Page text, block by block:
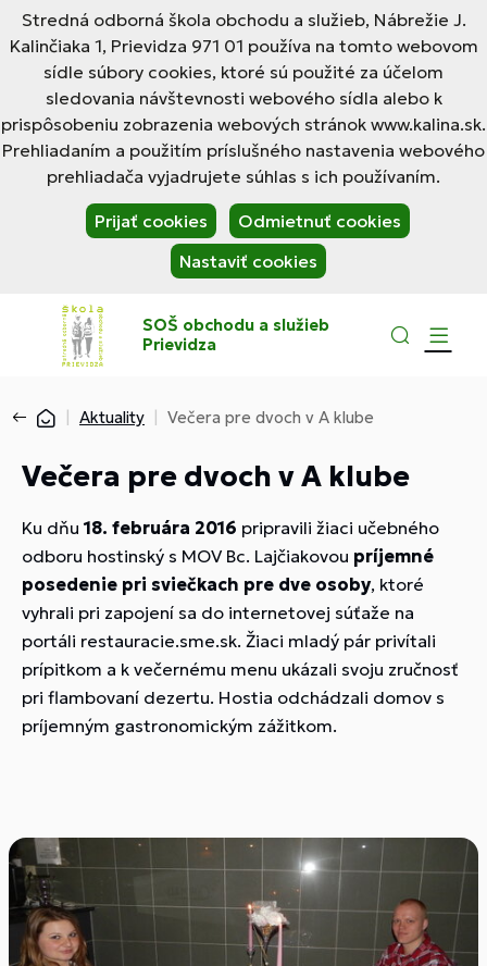
Stredná odborná škola obchodu a služieb, Nábrežie J.
Kalinčiaka 1, Prievidza 971 01 používa na tomto webovom
sídle súbory cookies, ktoré sú použité za účelom
sledovania návštevnosti webového sídla alebo k
prispôsobeniu zobrazenia webových stránok www.kalina.sk.
Prehliadaním a použitím príslušného nastavenia webového
prehliadača vyjadrujete súhlas s ich používaním.
Prijať cookies
Odmietnuť cookies
Nastaviť cookies
SOŠ obchodu a služieb
Prievidza
Aktuality Večera pre dvoch v A klube
Večera pre dvoch v A klube
Ku dňu 18. februára 2016 pripravili žiaci učebného
odboru hostinský s MOV Bc. Lajčiakovou príjemné
posedenie pri sviečkach pre dve osoby, ktoré
vyhrali pri zapojení sa do internetovej súťaže na
portáli restauracie.sme.sk. Žiaci mladý pár privítali
prípitkom a k večernému menu ukázali svoju zručnosť
pri flambovaní dezertu. Hostia odchádzali domov s
príjemným gastronomickým zážitkom.